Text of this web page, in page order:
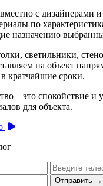
с дизайнерами
по
назначению
светильники,
на объект
кратчайшие сроки.
– это спокойствие и
для объекта.
Отправить →